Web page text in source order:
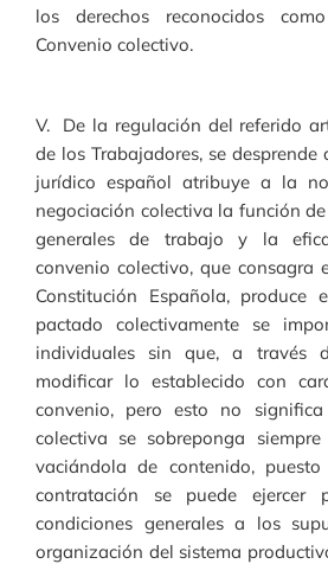
los derechos reconocidos
Convenio colectivo.
V. De la regulación del referido
de los Trabajadores, se
jurídico español atribuye a la
negociación colectiva la función
generales de trabajo y la
convenio colectivo, que consagra
Constitución Española,
pactado colectivamente se
individuales sin que, a través
modificar lo establecido con
convenio, pero esto no
colectiva se sobreponga
vaciándola de contenido,
contratación se puede ejercer
condiciones generales a los
organización del sistema